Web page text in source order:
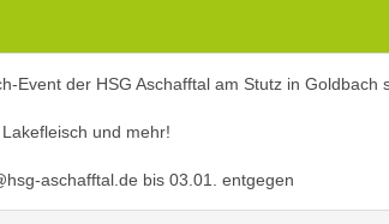
Event der HSG Aschafftal am Stutz in Goldbach
und mehr!
aschafftal.de bis 03.01. entgegen